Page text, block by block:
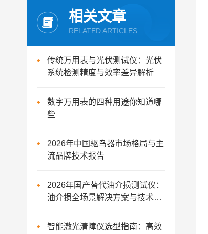
相关文章
RELATED ARTICLES
传统万用表与光伏测试仪：光伏
系统检测精度与效率差异解析
数字万用表的四种用途你知道哪
些
2026年中国驱鸟器市场格局与主
流品牌技术报告
2026年国产替代油介损测试仪：
油介损全场景解决方案与技术演
智能激光清障仪选型指南：高效